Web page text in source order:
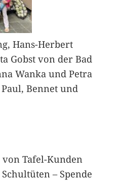
Hans-Herbert
Gobst von der Bad
Wanka und Petra
Bennet und
Tafel-Kunden
– Spende